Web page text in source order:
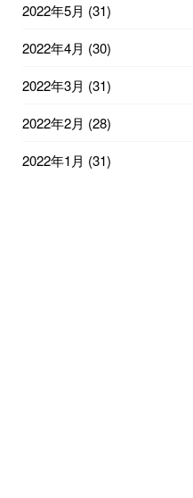
2022年5月 (31)
2022年4月 (30)
2022年3月 (31)
2022年2月 (28)
2022年1月 (31)